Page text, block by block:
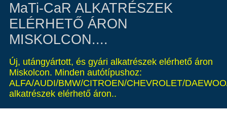
MaTi-CaR ALKATRÉSZEK
ELÉRHETŐ ÁRON
MISKOLCON....
Új, utángyártott, és gyári alkatrészek elérhető áron
Miskolcon. Minden autótípushoz:
ALFA/AUDI/BMW/CITROEN/CHEVROLET/
alkatrészek elérhető áron..